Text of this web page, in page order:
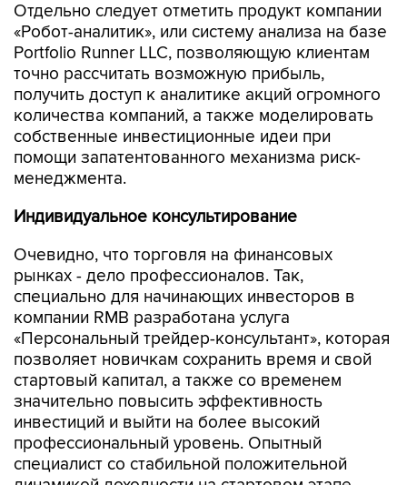
Отдельно следует отметить продукт компании
«Робот-аналитик», или систему анализа на базе
Portfolio Runner LLC, позволяющую клиентам
точно рассчитать возможную прибыль,
получить доступ к аналитике акций огромного
количества компаний, а также моделировать
собственные инвестиционные идеи при
помощи запатентованного механизма риск-
менеджмента.
Индивидуальное консультирование
Очевидно, что торговля на финансовых
рынках - дело профессионалов. Так,
специально для начинающих инвесторов в
компании RMB разработана услуга
«Персональный трейдер-консультант», которая
позволяет новичкам сохранить время и свой
стартовый капитал, а также со временем
значительно повысить эффективность
инвестиций и выйти на более высокий
профессиональный уровень. Опытный
специалист со стабильной положительной